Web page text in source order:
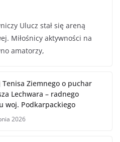
Ulucz stał się areną
Miłośnicy aktywności na
amatorzy,
Ziemnego o puchar
Lechwara – radnego
woj. Podkarpackiego
2026